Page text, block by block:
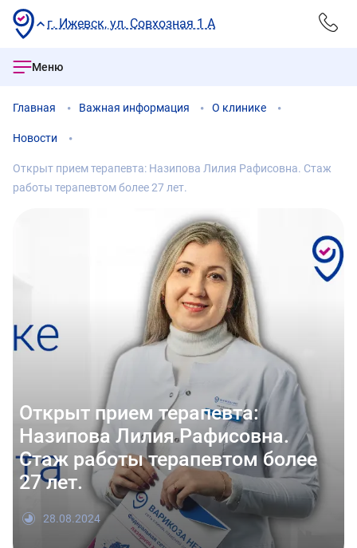
г. Ижевск, ул. Совхозная 1 А
Меню
Главная Важная информация О клинике
Новости
Открыт прием терапевта: Назипова Лилия Рафисовна. Стаж
работы терапевтом более 27 лет.
Открыт прием терапевта:
Назипова Лилия Рафисовна.
Стаж работы терапевтом более
27 лет.
28.08.2024